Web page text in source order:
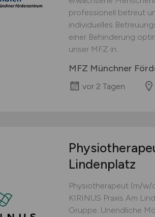
professionell betreut
individuelles
einer Behinderung
unser MFZ in...
MFZ Münchner
vor 2 Tagen
Lindenplatz
Physiotherapeut (m/w/
KIRINUS Praxis Am
Gruppe. Unendliche